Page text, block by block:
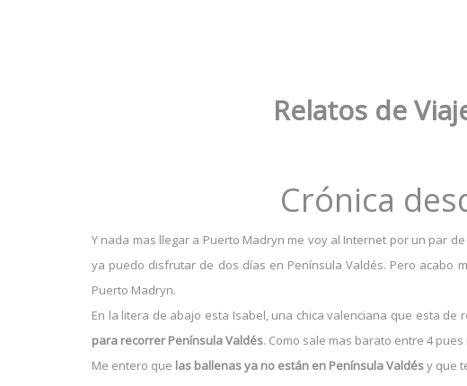
Relatos de
Crónica
Y nada mas llegar a Puerto Madryn me voy al Internet por un par
ya puedo disfrutar de dos días en Península Valdés. Pero acabo
Puerto Madryn.
En la litera de abajo esta Isabel, una chica valenciana que esta
para recorrer Península Valdés. Como sale mas barato entre 4
Me entero que las ballenas ya no están en Península Valdésy que